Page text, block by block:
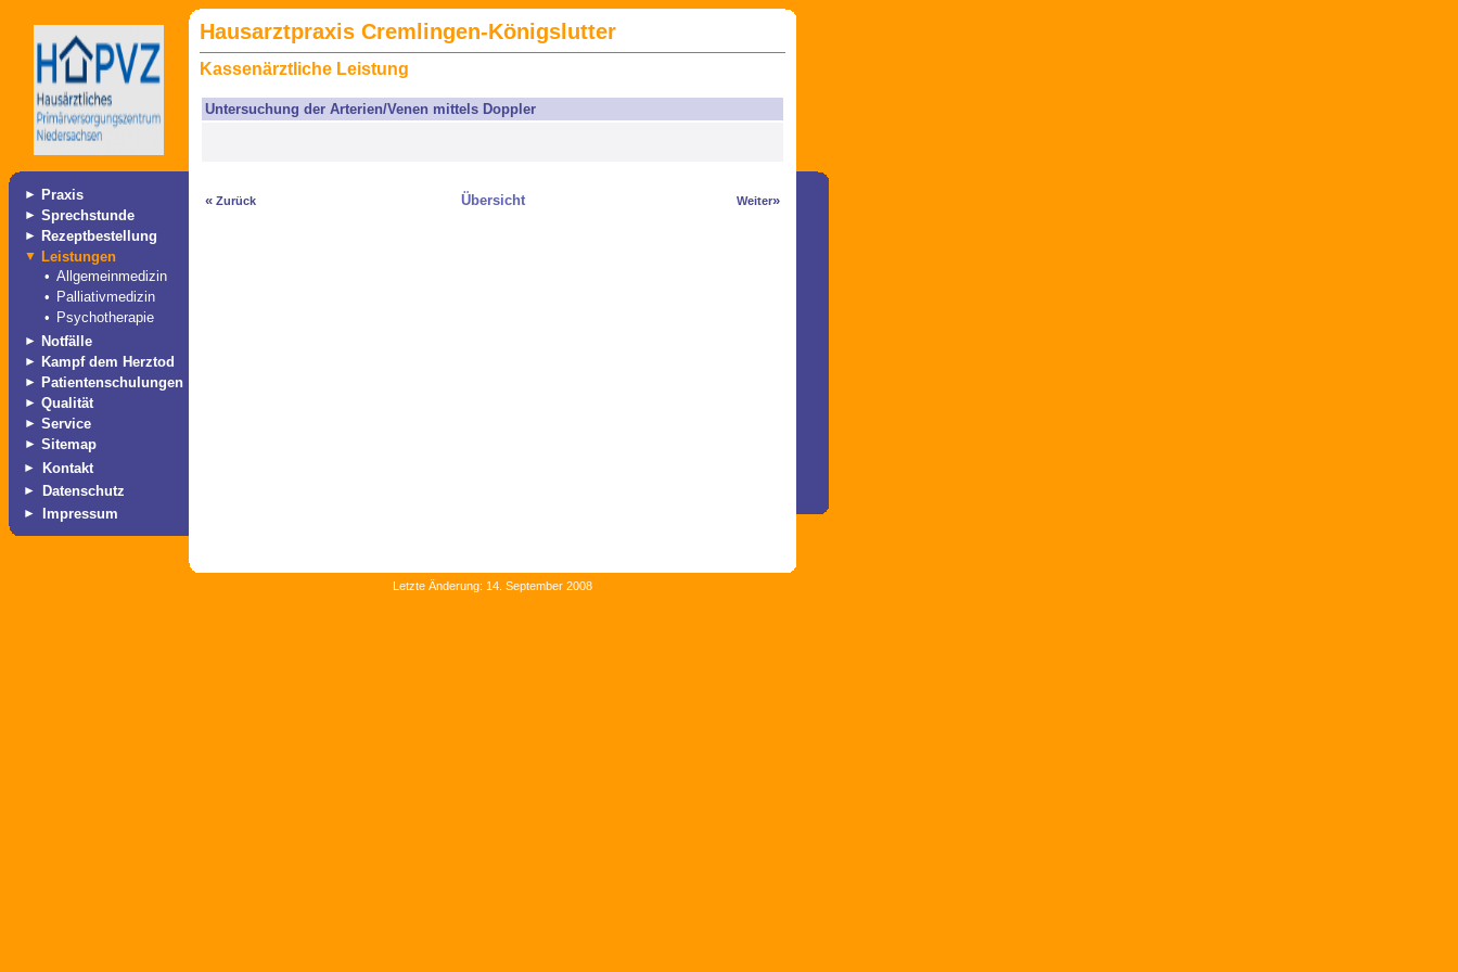
► Praxis
► Sprechstunde
► Rezeptbestellung
▼ Leistungen
• Allgemeinmedizin
• Palliativmedizin
• Psychotherapie
► Notfälle
► Kampf dem Herztod
► Patientenschulungen
► Qualität
► Service
► Sitemap
► Kontakt
► Datenschutz
► Impressum
Hausarztpraxis Cremlingen-Königslutter
Kassenärztliche Leistung
Untersuchung der Arterien/Venen mittels Doppler
« Zurück Übersicht Weiter»
Letzte Änderung: 14. September 2008